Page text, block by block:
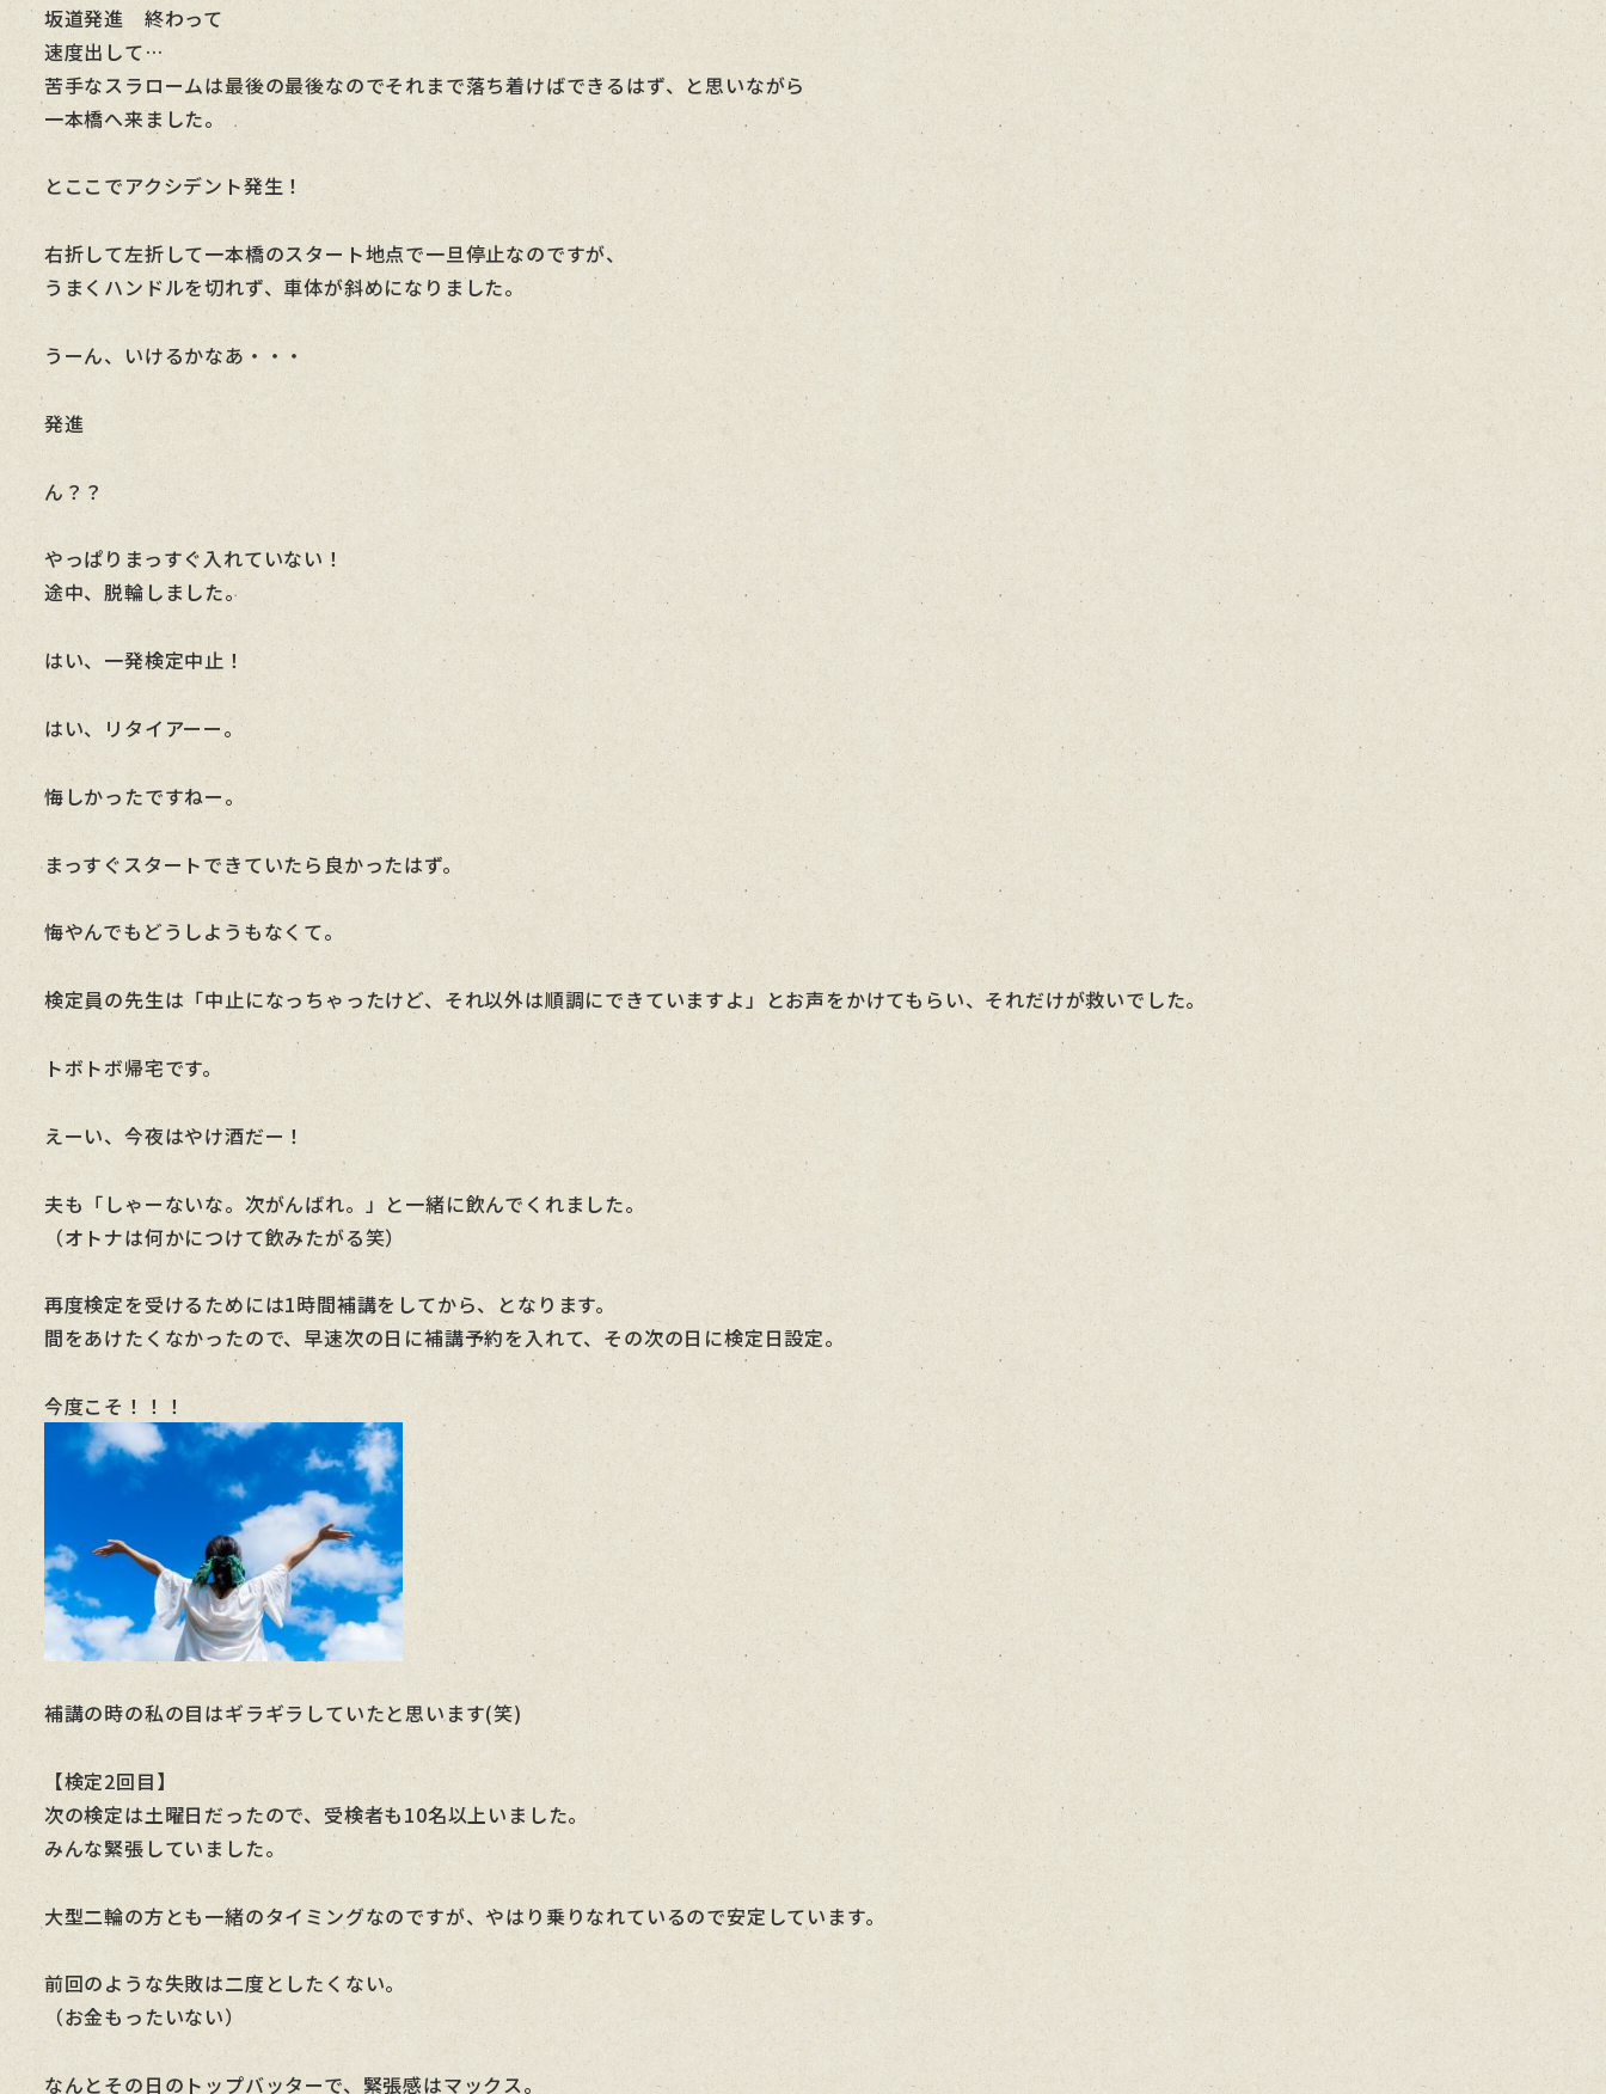
坂道発進 終わって
速度出して…
苦手なスラロームは最後の最後なのでそれまで落ち着けばできるはず、と思いながら
一本橋へ来ました。
とここでアクシデント発生！
右折して左折して一本橋のスタート地点で一旦停止なのですが、
うまくハンドルを切れず、車体が斜めになりました。
うーん、いけるかなあ・・・
発進
ん？？
やっぱりまっすぐ入れていない！
途中、脱輪しました。
はい、一発検定中止！
はい、リタイアーー。
悔しかったですねー。
まっすぐスタートできていたら良かったはず。
悔やんでもどうしようもなくて。
検定員の先生は「中止になっちゃったけど、それ以外は順調にできていますよ」とお声をかけてもらい、それだけが救いでした。
トボトボ帰宅です。
えーい、今夜はやけ酒だー！
夫も「しゃーないな。次がんばれ。」と一緒に飲んでくれました。
（オトナは何かにつけて飲みたがる笑）
再度検定を受けるためには1時間補講をしてから、となります。
間をあけたくなかったので、早速次の日に補講予約を入れて、その次の日に検定日設定。
今度こそ！！！
補講の時の私の目はギラギラしていたと思います(笑)
【検定2回目】
次の検定は土曜日だったので、受検者も10名以上いました。
みんな緊張していました。
大型二輪の方とも一緒のタイミングなのですが、やはり乗りなれているので安定しています。
前回のような失敗は二度としたくない。
（お金もったいない）
なんとその日のトップバッターで、緊張感はマックス。